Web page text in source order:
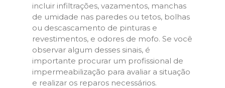
incluir infiltrações, vazamentos, manchas
de umidade nas paredes ou tetos, bolhas
ou descascamento de pinturas e
revestimentos, e odores de mofo. Se você
observar algum desses sinais, é
importante procurar um profissional de
impermeabilização para avaliar a situação
e realizar os reparos necessários.